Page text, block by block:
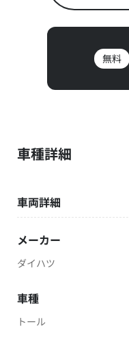
無料
車種詳細
車両詳細
メーカー
ダイハツ
車種
トール